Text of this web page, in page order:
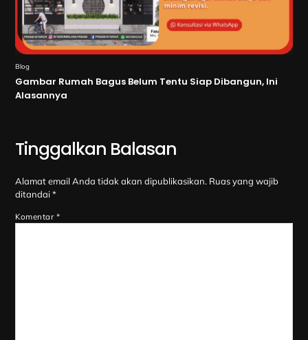
Blog
Gambar Rumah Bagus Belum Tentu Siap Dibangun, Ini
Alasannya
Tinggalkan Balasan
Alamat email Anda tidak akan dipublikasikan. Ruas yang wajib
ditandai*
Komentar *